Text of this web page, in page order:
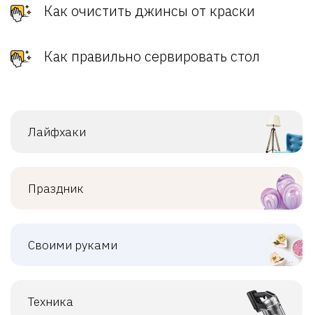
Как очистить джинсы от краски
Как правильно сервировать стол
Лайфхаки
Праздник
Своими руками
Техника